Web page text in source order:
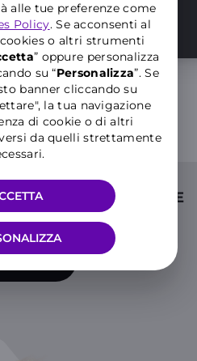
alle tue preferenze come
Policy. Se acconsenti al
o altri strumenti
” oppure personalizza
su “Personalizza”. Se
banner cliccando su
la tua navigazione
di cookie o di altri
da quelli strettamente
SCOPRI DI PIÙ
e risultati WINDTRE
report di sostenibilità